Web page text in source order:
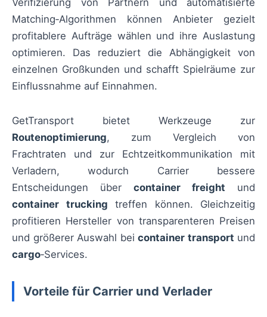
Verifizierung von Partnern und automatisierte
Matching‑Algorithmen können Anbieter gezielt
profitablere Aufträge wählen und ihre Auslastung
optimieren. Das reduziert die Abhängigkeit von
einzelnen Großkunden und schafft Spielräume zur
Einflussnahme auf Einnahmen.
GetTransport bietet Werkzeuge zur
Routenoptimierung, zum Vergleich von
Frachtraten und zur Echtzeitkommunikation mit
Verladern, wodurch Carrier bessere
Entscheidungen über container freight und
container trucking treffen können. Gleichzeitig
profitieren Hersteller von transparenteren Preisen
und größerer Auswahl bei container transport und
cargo‑Services.
Vorteile für Carrier und Verlader